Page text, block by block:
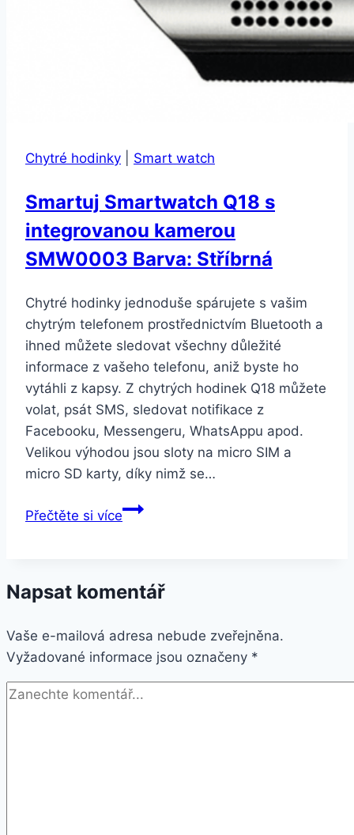
Chytré hodinky Smart watch
Smartuj Smartwatch Q18 s
integrovanou kamerou
SMW0003 Barva: Stříbrná
Chytré hodinky jednoduše spárujete s vašim
chytrým telefonem prostřednictvím Bluetooth a
ihned můžete sledovat všechny důležité
informace z vašeho telefonu, aniž byste ho
vytáhli z kapsy. Z chytrých hodinek Q18 můžete
volat, psát SMS, sledovat notifikace z
Facebooku, Messengeru, WhatsAppu apod.
Velikou výhodou jsou sloty na micro SIM a
micro SD karty, díky nimž se…
Přečtěte si víceSmartuj
integrovanou
SMW0003
Barva:
Stříbrná
Napsat komentář
Vaše e-mailová adresa nebude zveřejněna.
Vyžadované informace jsou označeny *